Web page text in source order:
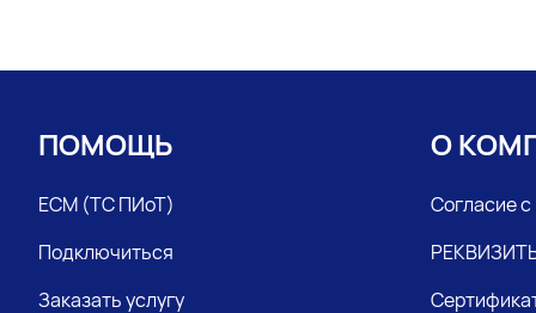
ПОМОЩЬ
ЕСМ (ТС ПИоТ)
Подключиться
Заказать услугу
О
Согласие